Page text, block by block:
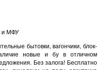
и МФУ
бытовки, вагончики, блок-
новые и бу в отличном
Без залога! Бесплатно